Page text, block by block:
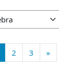
Página 1
2 Página 2
3 Página 3
»